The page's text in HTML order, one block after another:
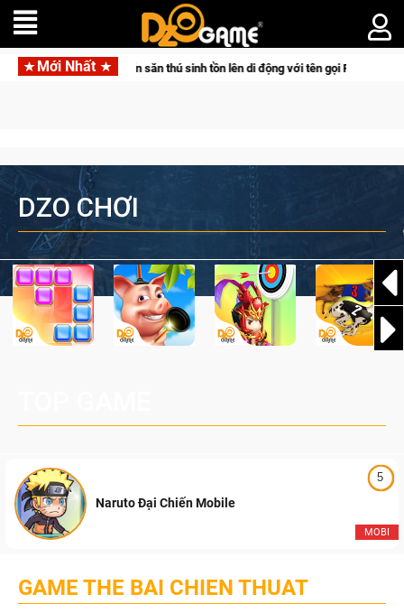
Mới Nhất
Online Gia Nhập Closed Beta Norse Saga: Cửu Giới
DZO CHƠI
5
MOBI
Naruto Đại Chiến Mobile
GAME THE BAI CHIEN THUAT